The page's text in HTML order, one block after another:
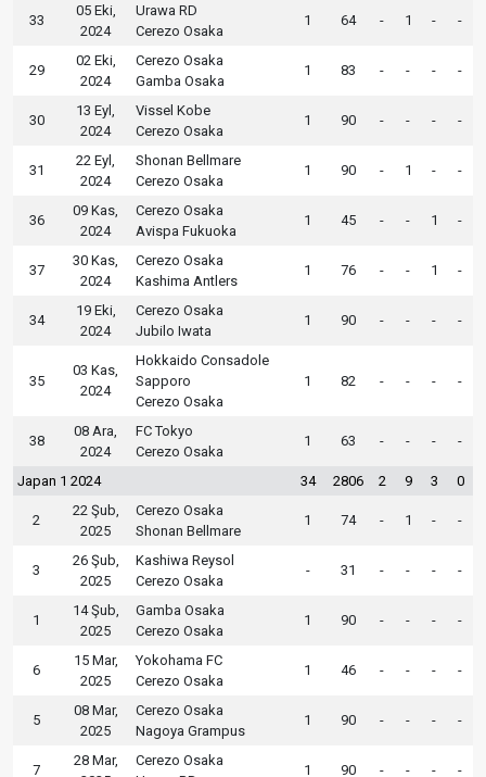
33
05 Eki,
2024
Urawa RD
Cerezo Osaka
1 64 - 1 - -
29
02 Eki,
2024
Cerezo Osaka
Gamba Osaka
1 83 - - - -
30
13 Eyl,
2024
Vissel Kobe
Cerezo Osaka
1 90 - - - -
31
22 Eyl,
2024
Shonan Bellmare
Cerezo Osaka
1 90 - 1 - -
36
09 Kas,
2024
Cerezo Osaka
Avispa Fukuoka
1 45 - - 1 -
37
30 Kas,
2024
Cerezo Osaka
Kashima Antlers
1 76 - - 1 -
34
19 Eki,
2024
Cerezo Osaka
Jubilo Iwata
1 90 - - - -
35
03 Kas,
2024
Hokkaido Consadole
Sapporo
Cerezo Osaka
1 82 - - - -
38
08 Ara,
2024
FC Tokyo
Cerezo Osaka
1 63 - - - -
Japan 1 2024 34 2806 2 9 3 0
2
22 Şub,
2025
Cerezo Osaka
Shonan Bellmare
1 74 - 1 - -
3
26 Şub,
2025
Kashiwa Reysol
Cerezo Osaka
- 31 - - - -
1
14 Şub,
2025
Gamba Osaka
Cerezo Osaka
1 90 - - - -
6
15 Mar,
2025
Yokohama FC
Cerezo Osaka
1 46 - - - -
5
08 Mar,
2025
Cerezo Osaka
Nagoya Grampus
1 90 - - - -
7
28 Mar,
Cerezo Osaka
1 90 - - - -